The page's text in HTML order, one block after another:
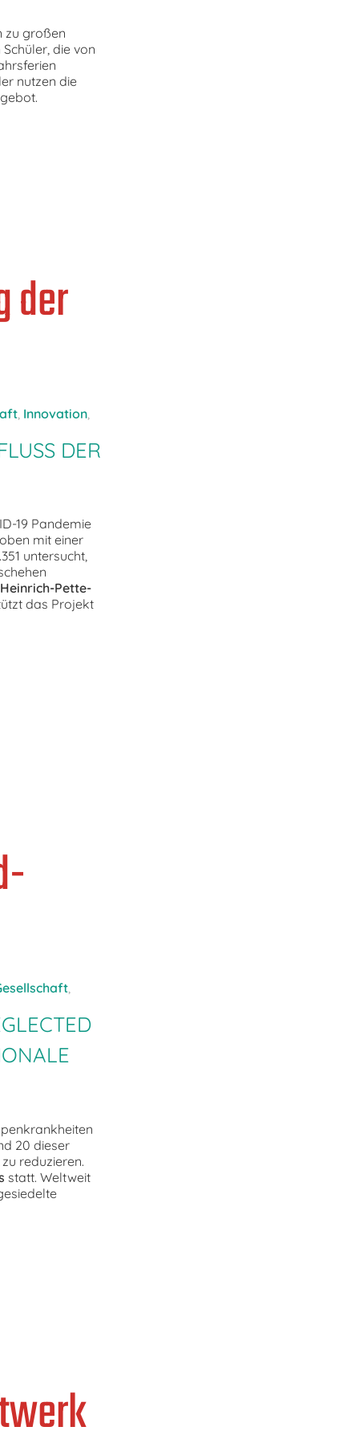
zu großen
die von
nutzen die
der
, Innovation,
DER
19 Pandemie
mit einer
untersucht,
Heinrich-Pette-
das Projekt
,
20 dieser
reduzieren.
statt. Weltweit